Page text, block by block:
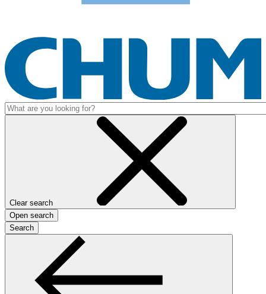
Clear search
Open search
Search